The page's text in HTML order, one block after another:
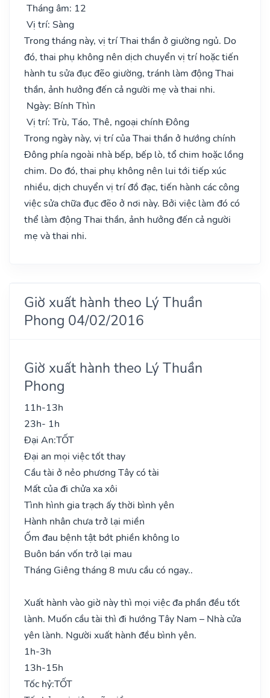
Tháng âm: 12
Vị trí: Sàng
Trong tháng này, vị trí Thai thần ở giường ngủ. Do
đó, thai phụ không nên dịch chuyển vị trí hoặc tiến
hành tu sửa đục đẽo giường, tránh làm động Thai
thần, ảnh hưởng đến cả người mẹ và thai nhi.
Ngày: Bính Thìn
Vị trí: Trù, Táo, Thê, ngoại chính Đông
Trong ngày này, vị trí của Thai thần ở hướng chính
Đông phía ngoài nhà bếp, bếp lò, tổ chim hoặc lồng
chim. Do đó, thai phụ không nên lui tới tiếp xúc
nhiều, dịch chuyển vị trí đồ đạc, tiến hành các công
việc sửa chữa đục đẽo ở nơi này. Bởi việc làm đó có
thể làm động Thai thần, ảnh hưởng đến cả người
mẹ và thai nhi.
Giờ xuất hành theo Lý Thuần
Phong 04/02/2016
Giờ xuất hành theo Lý Thuần
Phong
11h-13h
23h- 1h
Đại An:TỐT
Đại an mọi việc tốt thay
Cầu tài ở nẻo phương Tây có tài
Mất của đi chửa xa xôi
Tình hình gia trạch ấy thời bình yên
Hành nhân chưa trở lại miền
Ốm đau bệnh tật bớt phiền không lo
Buôn bán vốn trở lại mau
Tháng Giêng tháng 8 mưu cầu có ngay..
Xuất hành vào giờ này thì mọi việc đa phần đều tốt
lành. Muốn cầu tài thì đi hướng Tây Nam – Nhà cửa
yên lành. Người xuất hành đều bình yên.
1h-3h
13h-15h
Tốc hỷ:TỐT